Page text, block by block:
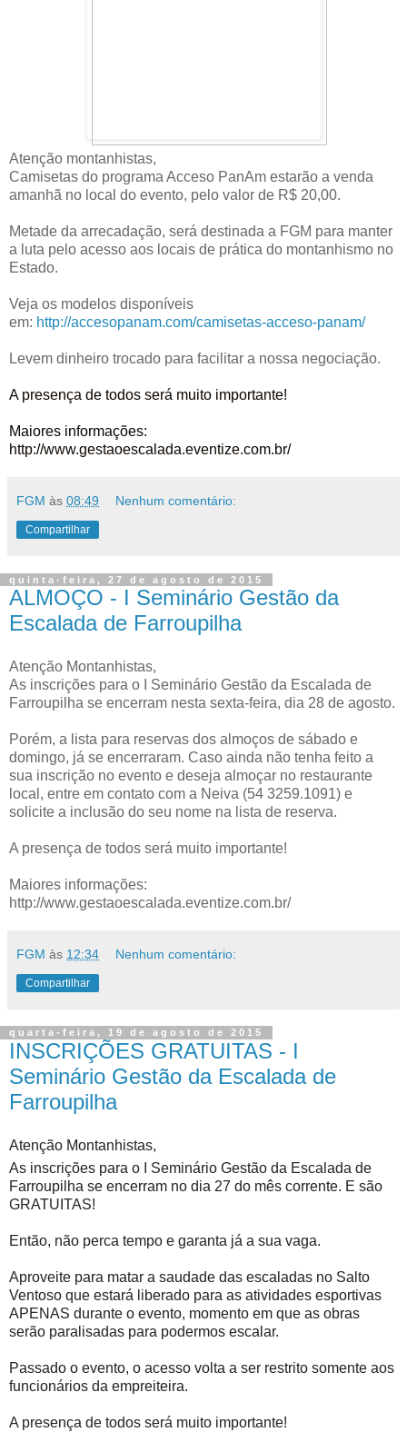
Atenção montanhistas,
Camisetas do programa Acceso PanAm estarão a venda
amanhã no local do evento, pelo valor de R$ 20,00.
Metade da arrecadação, será destinada a FGM para manter
a luta pelo acesso aos locais de prática do montanhismo no
Estado.
Veja os modelos disponíveis
em: http://accesopanam.com/camisetas-acceso-panam/
Levem dinheiro trocado para facilitar a nossa negociação.
A presença de todos será muito importante!
Maiores informações:
http://www.gestaoescalada.eventize.com.br/
FGM às 08:49 Nenhum comentário:
Compartilhar
quinta-feira, 27 de agosto de 2015
ALMOÇO - I Seminário Gestão da
Escalada de Farroupilha
Atenção Montanhistas,
As inscrições para o I Seminário Gestão da Escalada de
Farroupilha se encerram nesta sexta-feira, dia 28 de agosto.
Porém, a lista para reservas dos almoços de sábado e
domingo, já se encerraram. Caso ainda não tenha feito a
sua inscrição no evento e deseja almoçar no restaurante
local, entre em contato com a Neiva (54 3259.1091) e
solicite a inclusão do seu nome na lista de reserva.
A presença de todos será muito importante!
Maiores informações:
http://www.gestaoescalada.eventize.com.br/
FGM às 12:34 Nenhum comentário:
Compartilhar
quarta-feira, 19 de agosto de 2015
INSCRIÇÕES GRATUITAS - I
Seminário Gestão da Escalada de
Farroupilha
Atenção Montanhistas,
As inscrições para o I Seminário Gestão da Escalada de
Farroupilha se encerram no dia 27 do mês corrente. E são
GRATUITAS!
Então, não perca tempo e garanta já a sua vaga.
Aproveite para matar a saudade das escaladas no Salto
Ventoso que estará liberado para as atividades esportivas
APENAS durante o evento, momento em que as obras
serão paralisadas para podermos escalar.
Passado o evento, o acesso volta a ser restrito somente aos
funcionários da empreiteira.
A presença de todos será muito importante!